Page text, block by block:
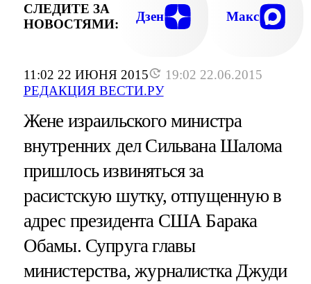
11:02 22 ИЮНЯ 2015
19:02 22.06.2015
РЕДАКЦИЯ ВЕСТИ.РУ
СЛЕДИТЕ ЗА
НОВОСТЯМИ:
Дзен Макс
Жене израильского министра
внутренних дел Сильвана Шалома
пришлось извиняться за
расистскую шутку, отпущенную в
адрес президента США Барака
Обамы. Супруга главы
министерства, журналистка Джуди